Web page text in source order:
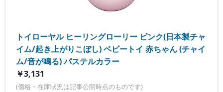
トイローヤル ヒーリングローリー ピンク(日本製チャ
イム/起き上がりこぼし) ベビートイ 赤ちゃん (チャイ
ム/音が鳴る) パステルカラー
￥3,131
(価格・在庫状況は記事公開時点のものです)